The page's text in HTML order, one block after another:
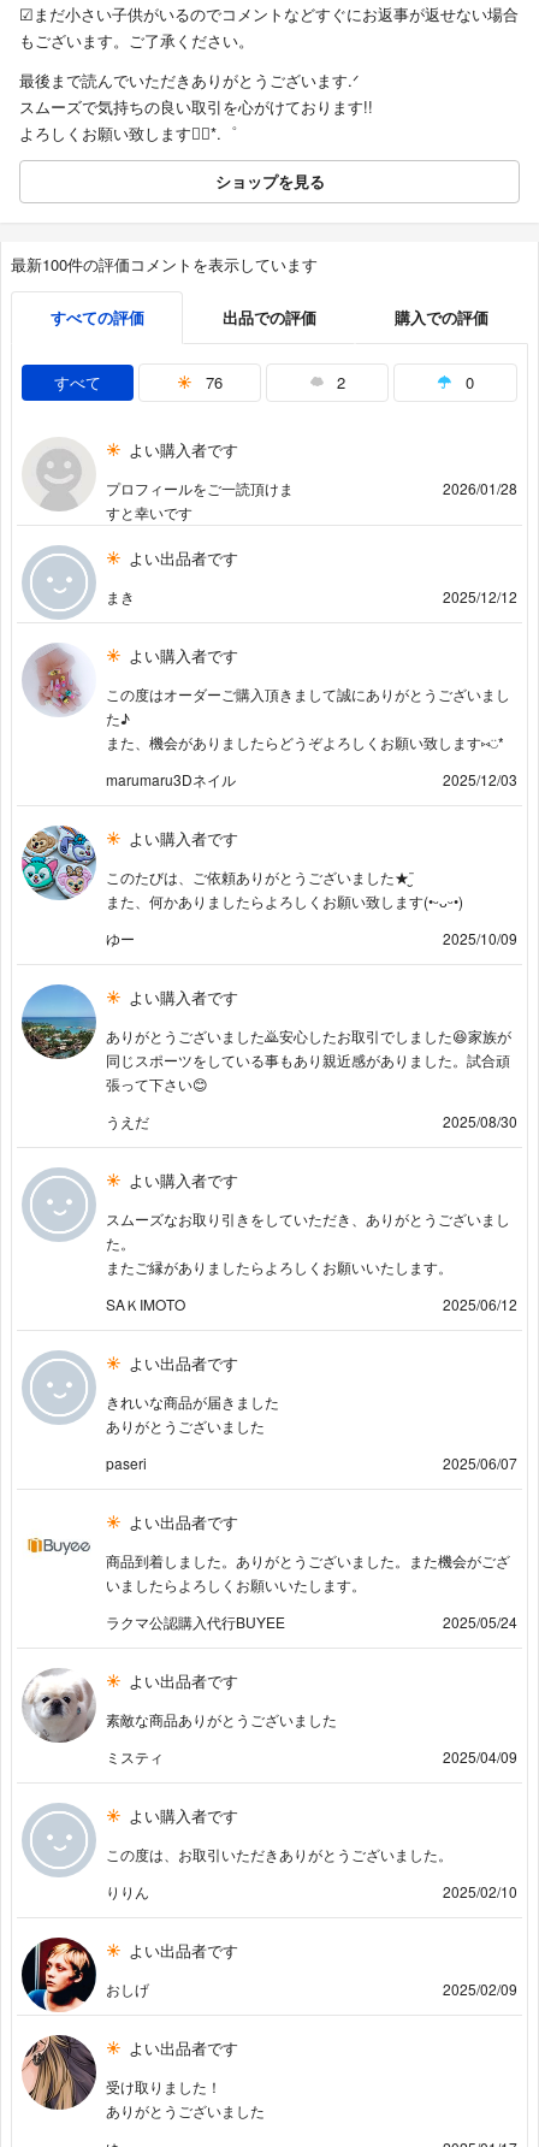
︎︎︎︎☑︎まだ小さい子供がいるのでコメントなどすぐにお返事が返せない場合
もございます。ご了承ください。
最後まで読んでいただきありがとうございます.ᐟ‪‪‬
スムーズで気持ちの良い取引を心がけております!!
よろしくお願い致します❁⃘*.゜
ショップを見る
最新100件の評価コメントを表示しています
すべての評価 出品での評価 購入での評価
すべて 76 2 0
よい購入者です
プロフィールをご一読頂けま
すと幸いです
2026/01/28
よい出品者です
まき 2025/12/12
よい購入者です
この度はオーダーご購入頂きまして誠にありがとうございまし
た♪
また、機会がありましたらどうぞよろしくお願い致します⑅◡̈*
marumaru3Dネイル
2025/12/03
よい購入者です
このたびは、ご依頼ありがとうございました★¨̮
また、何かありましたらよろしくお願い致します(•ᵕᴗᵕ•)
ゆー
2025/10/09
よい購入者です
ありがとうございました🙇安心したお取引でしました😆家族が
同じスポーツをしている事もあり親近感がありました。試合頑
張って下さい😊
うえだ
2025/08/30
よい購入者です
スムーズなお取り引きをしていただき、ありがとうございまし
た。
またご縁がありましたらよろしくお願いいたします。
SAＫIMOTO
2025/06/12
よい出品者です
きれいな商品が届きました
ありがとうございました
paseri
2025/06/07
よい出品者です
商品到着しました。ありがとうございました。また機会がござ
いましたらよろしくお願いいたします。
ラクマ公認購入代行BUYEE
2025/05/24
よい出品者です
素敵な商品ありがとうございました
ミスティ
2025/04/09
よい購入者です
この度は、お取引いただきありがとうございました。
りりん
2025/02/10
よい出品者です
おしげ 2025/02/09
よい出品者です
受け取りました！
ありがとうございました